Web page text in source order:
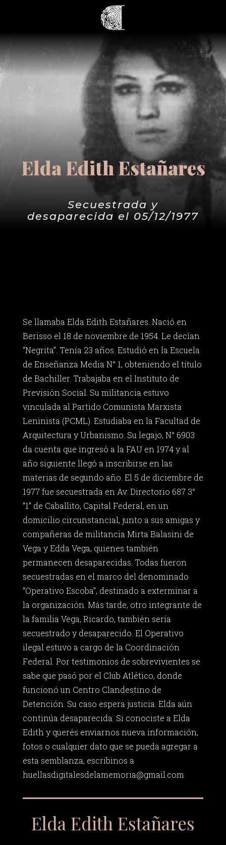
Elda Edith Estañares
Secuestrada y
desaparecida el 05/12/1977
Se llamaba Elda Edith Estañares. Nació en
Berisso el 18 de noviembre de 1954. Le decían
“Negrita”. Tenía 23 años. Estudió en la Escuela
de Enseñanza Media N° 1, obteniendo el título
de Bachiller. Trabajaba en el Instituto de
Previsión Social. Su militancia estuvo
vinculada al Partido Comunista Marxista
Leninista (PCML). Estudiaba en la Facultad de
Arquitectura y Urbanismo. Su legajo, N° 6903
da cuenta que ingresó a la FAU en 1974 y al
año siguiente llegó a inscribirse en las
materias de segundo año. El 5 de diciembre de
1977 fue secuestrada en Av. Directorio 687 3°
“1” de Caballito, Capital Federal, en un
domicilio circunstancial, junto a sus amigas y
compañeras de militancia Mirta Balasini de
Vega y Edda Vega, quienes también
permanecen desaparecidas. Todas fueron
secuestradas en el marco del denominado
“Operativo Escoba”, destinado a exterminar a
la organización. Más tarde, otro integrante de
la familia Vega, Ricardo, también sería
secuestrado y desaparecido. El Operativo
ilegal estuvo a cargo de la Coordinación
Federal. Por testimonios de sobrevivientes se
sabe que pasó por el Club Atlético, donde
funcionó un Centro Clandestino de
Detención. Su caso espera justicia. Elda aún
continúa desaparecida. Si conociste a Elda
Edith y querés enviarnos nueva información,
fotos o cualquier dato que se pueda agregar a
esta semblanza, escribinos a
huellasdigitalesdelamemoria@gmail.com
Elda Edith Estañares